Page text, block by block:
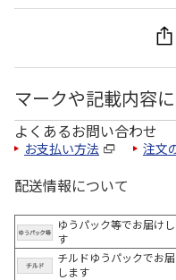
マークや記載内容
よくあるお問い合わせ
お支払い方法 注文
配送情報について
ゆうパック等でお届け
す
チルドゆうパックでお
します